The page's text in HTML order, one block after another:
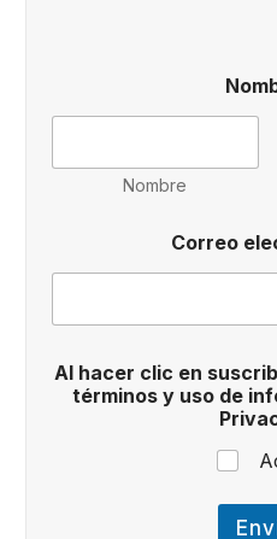
Nombre
Correo
l
Al hacer clic en
términos y uso de